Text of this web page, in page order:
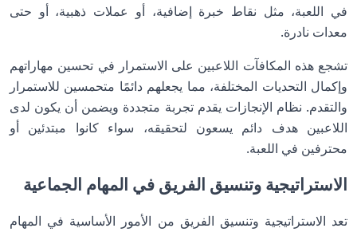
في اللعبة، مثل نقاط خبرة إضافية، أو عملات ذهبية، أو حتى
معدات نادرة.
تشجع هذه المكافآت اللاعبين على الاستمرار في تحسين مهاراتهم
وإكمال التحديات المختلفة، مما يجعلهم دائمًا متحمسين للاستمرار
والتقدم. نظام الإنجازات يقدم تجربة متجددة ويضمن أن يكون لدى
اللاعبين هدف دائم يسعون لتحقيقه، سواء كانوا مبتدئين أو
محترفين في اللعبة.
الاستراتيجية وتنسيق الفريق في المهام الجماعية
تعد الاستراتيجية وتنسيق الفريق من الأمور الأساسية في المهام